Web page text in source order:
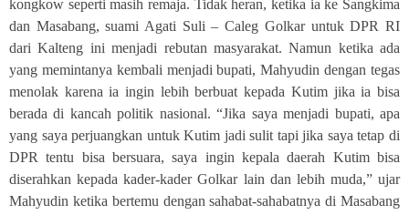
kongkow seperti masih remaja. Tidak heran, ketika ia ke Sangkima
dan Masabang, suami Agati Suli – Caleg Golkar untuk DPR RI
dari Kalteng ini menjadi rebutan masyarakat. Namun ketika ada
yang memintanya kembali menjadi bupati, Mahyudin dengan tegas
menolak karena ia ingin lebih berbuat kepada Kutim jika ia bisa
berada di kancah politik nasional. “Jika saya menjadi bupati, apa
yang saya perjuangkan untuk Kutim jadi sulit tapi jika saya tetap di
DPR tentu bisa bersuara, saya ingin kepala daerah Kutim bisa
diserahkan kepada kader-kader Golkar lain dan lebih muda,” ujar
Mahyudin ketika bertemu dengan sahabat-sahabatnya di Masabang